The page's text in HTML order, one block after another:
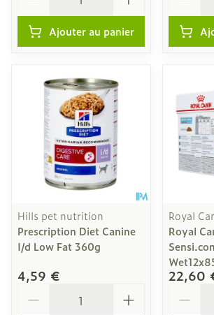
Ajouter au panier
Hills pet nutrition
Prescription Diet Canine
I/d Low Fat 360g
4,59 €
Royal
Royal
22,60